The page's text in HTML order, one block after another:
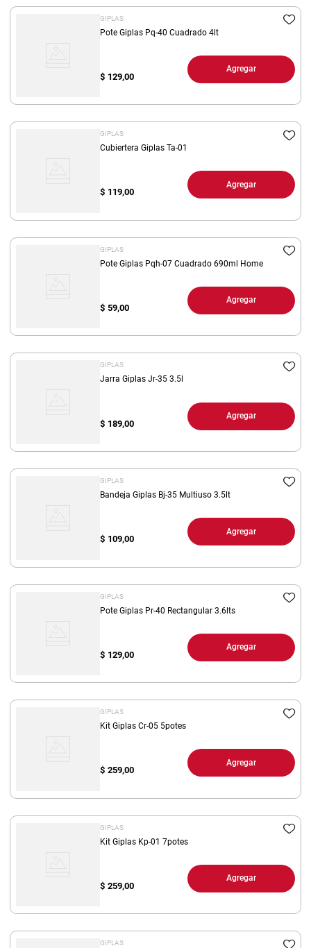
GIPLAS
Pote Giplas Pq-40 Cuadrado 4lt
$ 129,00
Agregar
GIPLAS
Cubiertera Giplas Ta-01
$ 119,00
Agregar
GIPLAS
Pote Giplas Pqh-07 Cuadrado 690ml Home
$ 59,00
Agregar
GIPLAS
Jarra Giplas Jr-35 3.5l
$ 189,00
Agregar
GIPLAS
Bandeja Giplas Bj-35 Multiuso 3.5lt
$ 109,00
Agregar
GIPLAS
Pote Giplas Pr-40 Rectangular 3.6lts
$ 129,00
Agregar
GIPLAS
Kit Giplas Cr-05 5potes
$ 259,00
Agregar
GIPLAS
Kit Giplas Kp-01 7potes
$ 259,00
Agregar
GIPLAS